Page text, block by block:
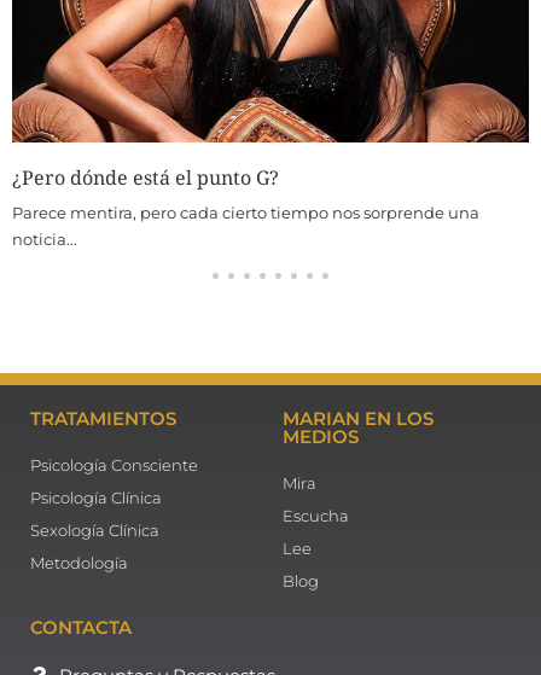
¿Pero dónde está el punto G?
Parece mentira, pero cada cierto tiempo nos sorprende una
noticia...
TRATAMIENTOS
Psicología Consciente
Psicología Clínica
Sexología Clínica
Metodología
MARIAN EN LOS
MEDIOS
Mira
Escucha
Lee
Blog
CONTACTA